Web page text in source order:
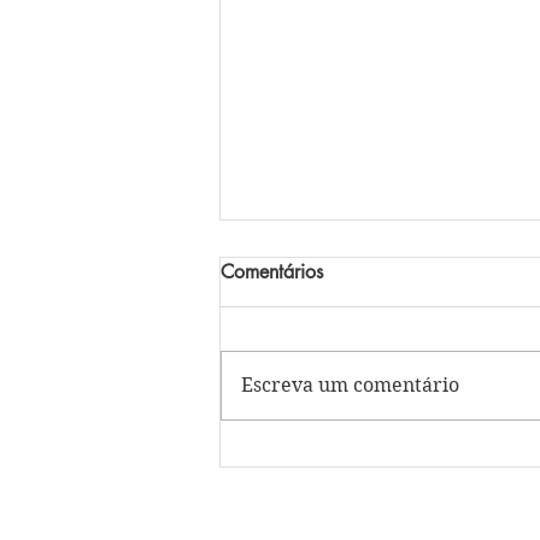
Comentários
Escreva um comentário